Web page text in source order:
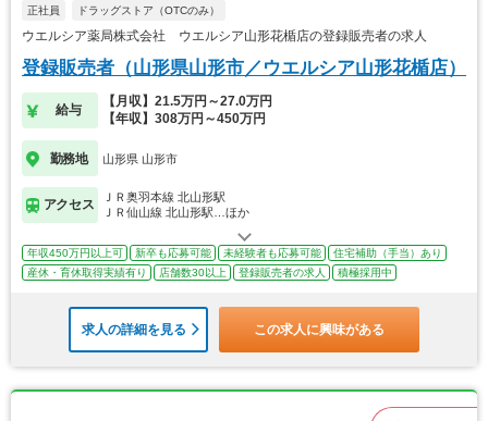
正社員 ドラッグストア（OTCのみ）
ウエルシア薬局株式会社 ウエルシア山形花楯店の登録販売者の求人
登録販売者（山形県山形市／ウエルシア山形花楯店）
給与
【月収】21.5万円～27.0万円
【年収】308万円～450万円
勤務地 山形県 山形市
アクセス
ＪＲ奥羽本線 北山形駅
ＪＲ仙山線 北山形駅…ほか
年収450万円以上可 新卒も応募可能 未経験者も応募可能
住宅補助（手当）あり
産休・育休取得実績有り
店舗数30以上 登録販売者の求人 積極採用中
求人の詳細を見る この求人に興味がある